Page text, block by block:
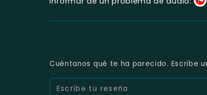
Cuéntanos qué te ha parecido. Escribe